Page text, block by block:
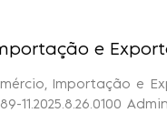
e
Importação e
11.2025.8.26.0100